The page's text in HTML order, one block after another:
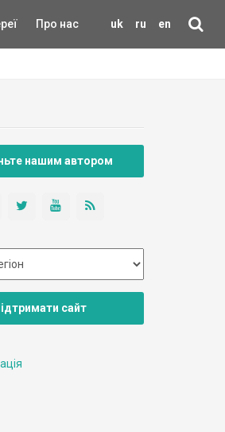
uk ru en
Про нас
нашим автором
сайт